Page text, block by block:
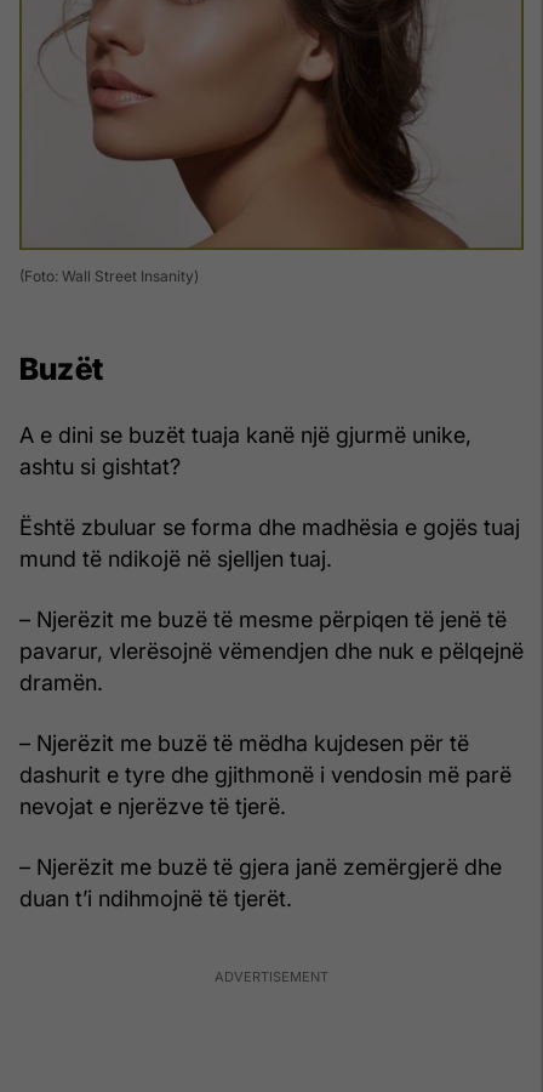
(Foto: Wall Street Insanity)
Buzët
A e dini se buzët tuaja kanë një gjurmë unike,
ashtu si gishtat?
Është zbuluar se forma dhe madhësia e gojës tuaj
mund të ndikojë në sjelljen tuaj.
– Njerëzit me buzë të mesme përpiqen të jenë të
pavarur, vlerësojnë vëmendjen dhe nuk e pëlqejnë
dramën.
– Njerëzit me buzë të mëdha kujdesen për të
dashurit e tyre dhe gjithmonë i vendosin më parë
nevojat e njerëzve të tjerë.
– Njerëzit me buzë të gjera janë zemërgjerë dhe
duan t’i ndihmojnë të tjerët.